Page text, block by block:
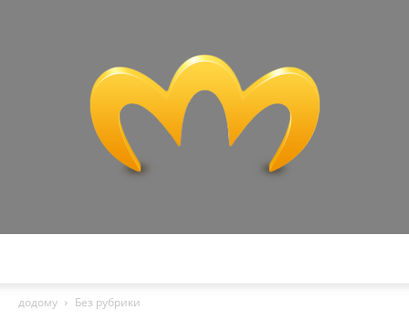
додому
Без рубрики